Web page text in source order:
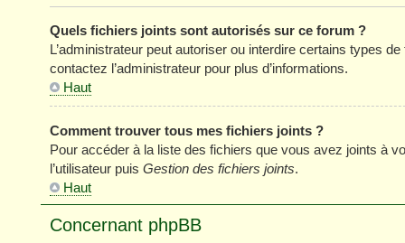
Quels fichiers joints sont autorisés sur ce forum ?
L’administrateur peut autoriser ou interdire certains types
contactez l’administrateur pour plus d’informations.
Haut
Comment trouver tous mes fichiers joints ?
Pour accéder à la liste des fichiers que vous avez joints à
l’utilisateur puis Gestion des fichiers joints.
Haut
Concernant phpBB